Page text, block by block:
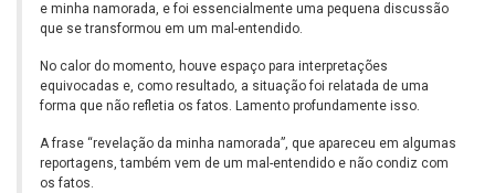
e minha namorada, e foi essencialmente uma pequena discussão
que se transformou em um mal-entendido.
No calor do momento, houve espaço para interpretações
equivocadas e, como resultado, a situação foi relatada de uma
forma que não refletia os fatos. Lamento profundamente isso.
A frase “revelação da minha namorada”, que apareceu em algumas
reportagens, também vem de um mal-entendido e não condiz com
os fatos.